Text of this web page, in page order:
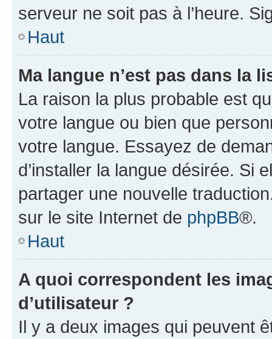
serveur ne soit pas à l’heure.
Haut
Ma langue n’est pas dans la
La raison la plus probable est
votre langue ou bien que
votre langue. Essayez de
d’installer la langue désirée. Si
partager une nouvelle
sur le site Internet de phpBB®.
Haut
A quoi correspondent les
d’utilisateur ?
Il y a deux images qui peuvent